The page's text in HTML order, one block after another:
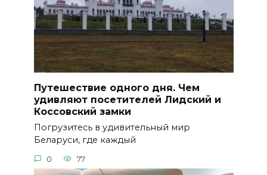
Путешествие одного дня. Чем
удивляют посетителей Лидский и
Коссовский замки
Погрузитесь в удивительный мир
Беларуси, где каждый
0 77